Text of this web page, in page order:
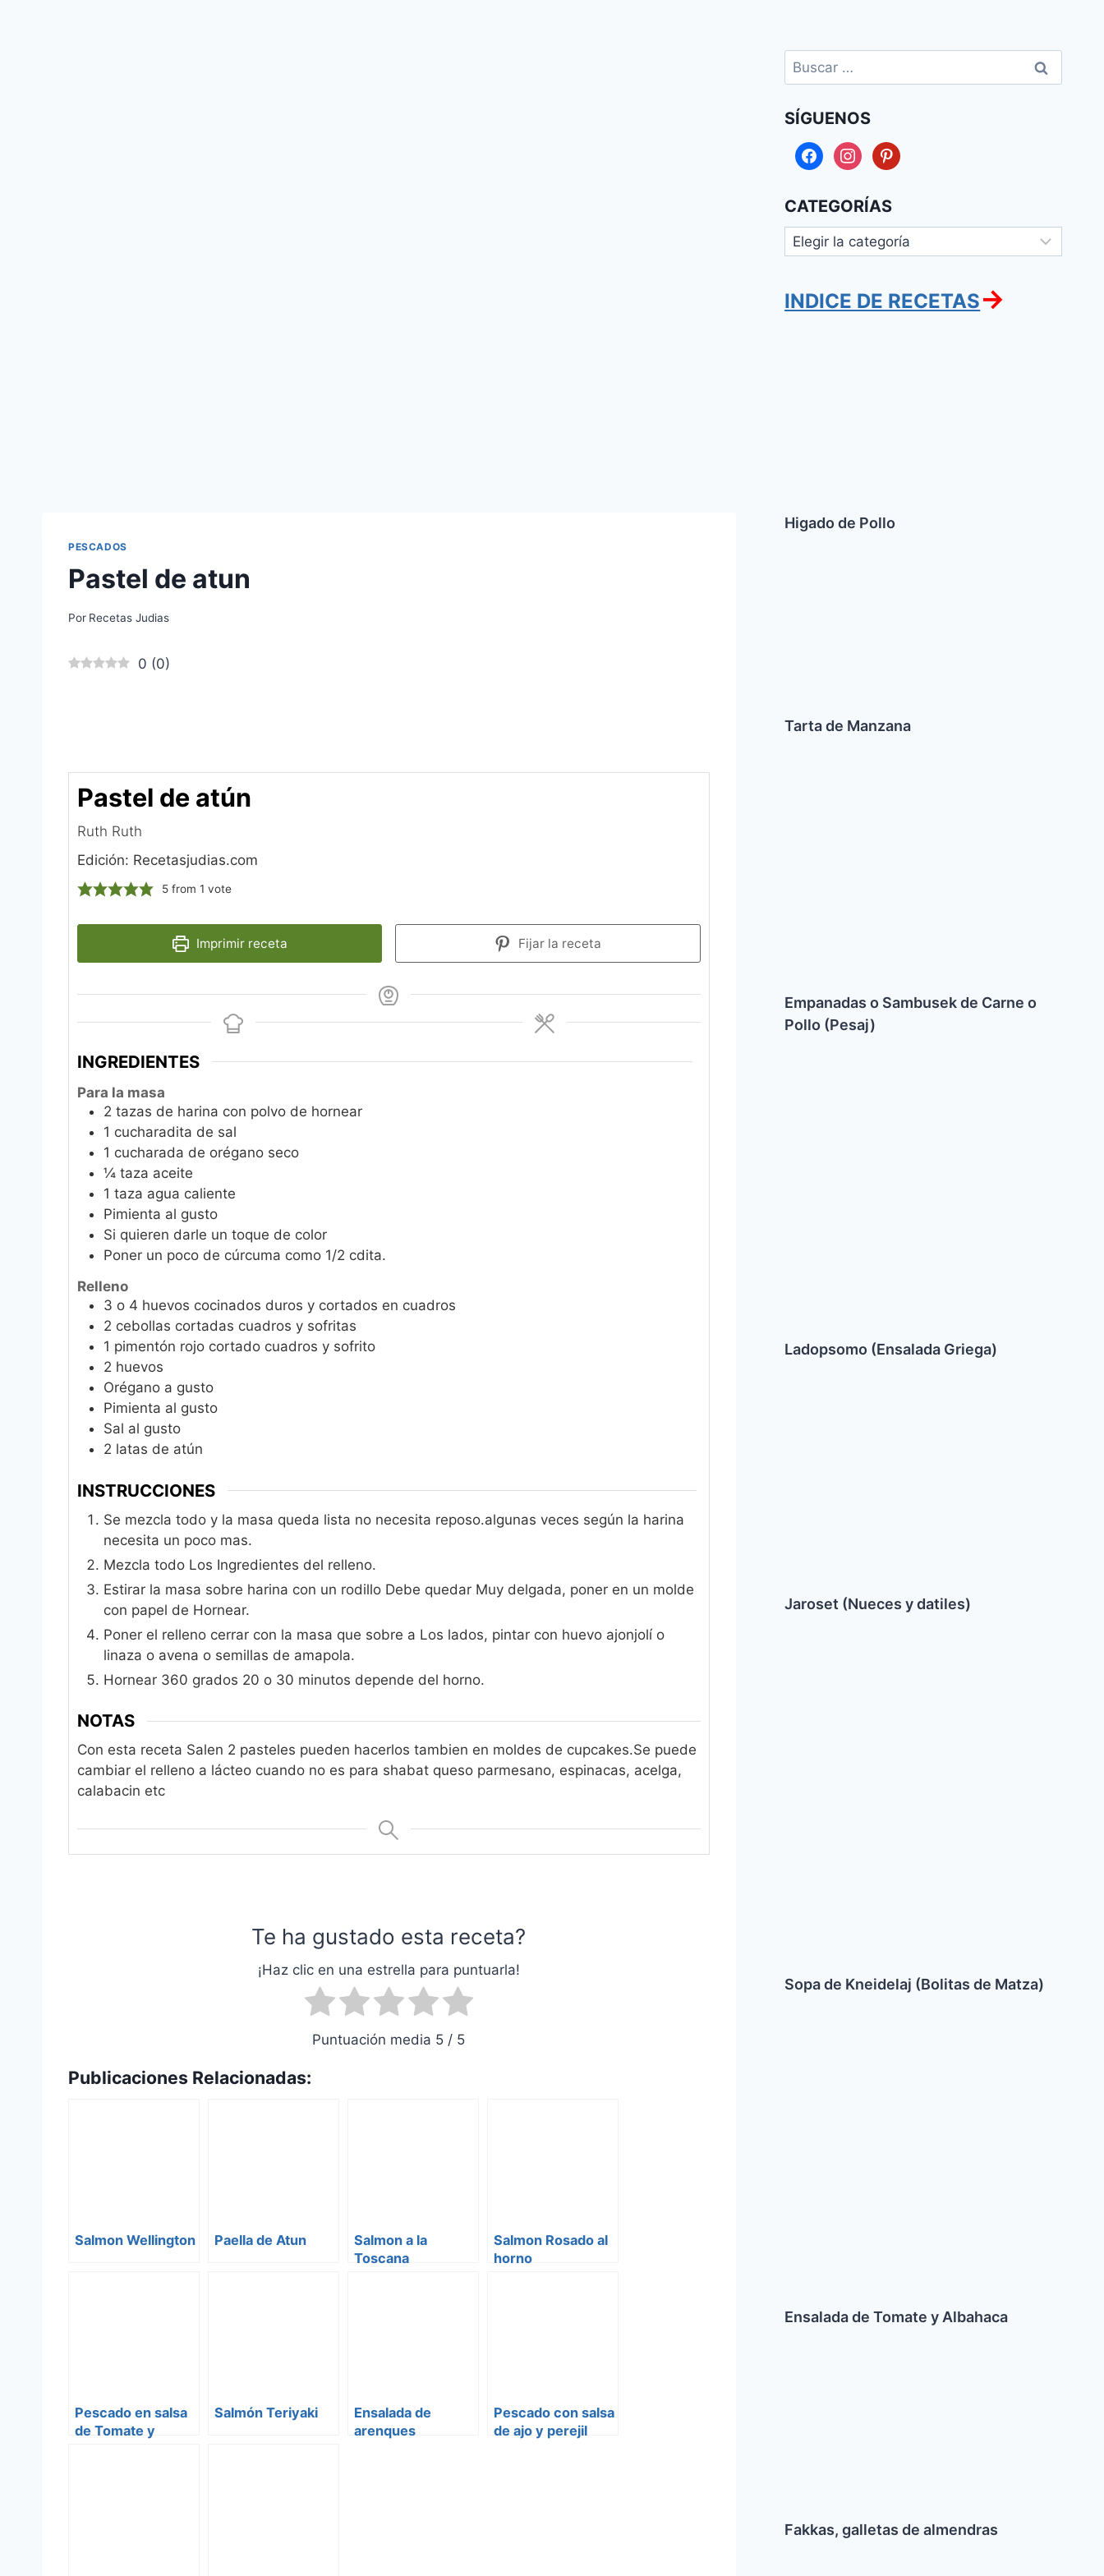
PESCADOS
Pastel de atun
Por Recetas Judias
0 (0)
Pastel de atún
Ruth Ruth
Edición: Recetasjudias.com
5 from 1 vote
Imprimir receta Fijar la receta
INGREDIENTES
Para la masa
2 tazas de harina con polvo de hornear
1 cucharadita de sal
1 cucharada de orégano seco
¼ taza aceite
1 taza agua caliente
Pimienta al gusto
Si quieren darle un toque de color
Poner un poco de cúrcuma como 1/2 cdita.
Relleno
3 o 4 huevos cocinados duros y cortados en cuadros
2 cebollas cortadas cuadros y sofritas
1 pimentón rojo cortado cuadros y sofrito
2 huevos
Orégano a gusto
Pimienta al gusto
Sal al gusto
2 latas de atún
INSTRUCCIONES
Se mezcla todo y la masa queda lista no necesita reposo.algunas veces según la harina
necesita un poco mas.
Mezcla todo Los Ingredientes del relleno.
Estirar la masa sobre harina con un rodillo Debe quedar Muy delgada, poner en un molde
con papel de Hornear.
Poner el relleno cerrar con la masa que sobre a Los lados, pintar con huevo ajonjolí o
linaza o avena o semillas de amapola.
Hornear 360 grados 20 o 30 minutos depende del horno.
NOTAS
Con esta receta Salen 2 pasteles pueden hacerlos tambien en moldes de cupcakes.Se puede
cambiar el relleno a lácteo cuando no es para shabat queso parmesano, espinacas, acelga,
calabacin etc
Te ha gustado esta receta?
¡Haz clic en una estrella para puntuarla!
Puntuación media 5 / 5
Publicaciones Relacionadas:
Salmon Wellington Paella de Atun
Salmon a la
Toscana
Salmon Rosado al
horno
Pescado en salsa
de Tomate y
Salmón Teriyaki
Ensalada de
arenques
Pescado con salsa
de ajo y perejil
Buscar:
SÍGUENOS
facebookinstagrampinterest
CATEGORÍAS
Categorías
INDICE DE RECETAS→
Higado de Pollo
Tarta de Manzana
Empanadas o Sambusek de Carne o
Pollo (Pesaj)
Ladopsomo (Ensalada Griega)
Jaroset (Nueces y datiles)
Sopa de Kneidelaj (Bolitas de Matza)
Ensalada de Tomate y Albahaca
Fakkas, galletas de almendras